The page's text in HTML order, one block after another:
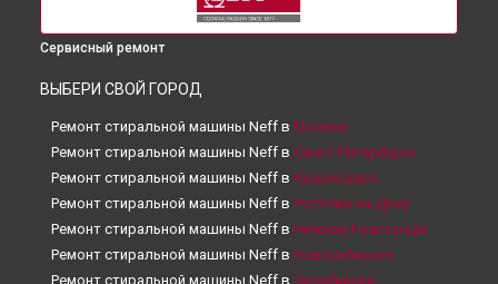
Сервисный ремонт
ВЫБЕРИ СВОЙ ГОРОД
Ремонт стиральной машины Neff в Москве
Ремонт стиральной машины Neff в Санкт-Петербурге
Ремонт стиральной машины Neff в Краснодаре
Ремонт стиральной машины Neff в Ростове-на-Дону
Ремонт стиральной машины Neff в Нижнем Новгороде
Ремонт стиральной машины Neff в Новосибирске
Ремонт стиральной машины Neff в Челябинске